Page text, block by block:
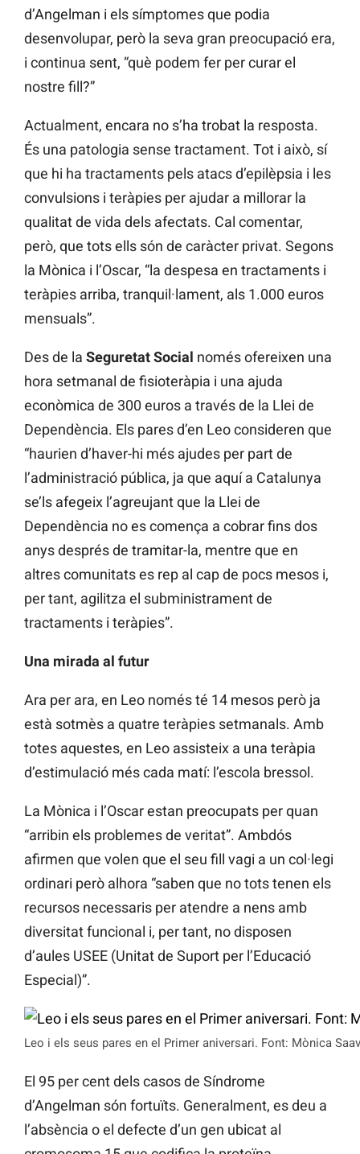
d’Angelman i els símptomes que podia
desenvolupar, però la seva gran preocupació era,
i continua sent, “què podem fer per curar el
nostre fill?”
Actualment, encara no s’ha trobat la resposta.
És una patologia sense tractament. Tot i això, sí
que hi ha tractaments pels atacs d’epilèpsia i les
convulsions i teràpies per ajudar a millorar la
qualitat de vida dels afectats. Cal comentar,
però, que tots ells són de caràcter privat. Segons
la Mònica i l’Oscar, “la despesa en tractaments i
teràpies arriba, tranquil·lament, als 1.000 euros
mensuals”.
Des de la Seguretat Social només ofereixen una
hora setmanal de fisioteràpia i una ajuda
econòmica de 300 euros a través de la Llei de
Dependència. Els pares d’en Leo consideren que
“haurien d’haver-hi més ajudes per part de
l’administració pública, ja que aquí a Catalunya
se’ls afegeix l’agreujant que la Llei de
Dependència no es comença a cobrar fins dos
anys després de tramitar-la, mentre que en
altres comunitats es rep al cap de pocs mesos i,
per tant, agilitza el subministrament de
tractaments i teràpies”.
Una mirada al futur
Ara per ara, en Leo només té 14 mesos però ja
està sotmès a quatre teràpies setmanals. Amb
totes aquestes, en Leo assisteix a una teràpia
d’estimulació més cada matí: l’escola bressol.
La Mònica i l’Oscar estan preocupats per quan
“arribin els problemes de veritat”. Ambdós
afirmen que volen que el seu fill vagi a un col·legi
ordinari però alhora “saben que no tots tenen els
recursos necessaris per atendre a nens amb
diversitat funcional i, per tant, no disposen
d’aules USEE (Unitat de Suport per l’Educació
Especial)”.
Leo i els seus pares en el Primer aniversari. Font: Mònica
El 95 per cent dels casos de Síndrome
d’Angelman són fortuïts. Generalment, es deu a
l’absència o el defecte d’un gen ubicat al